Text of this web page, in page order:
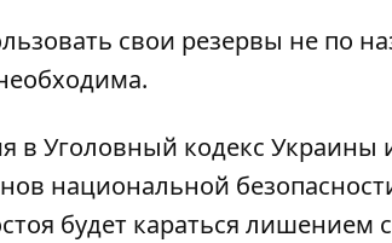
свои резервы не по
в Уголовный кодекс Украины
национальной
будет караться лишением